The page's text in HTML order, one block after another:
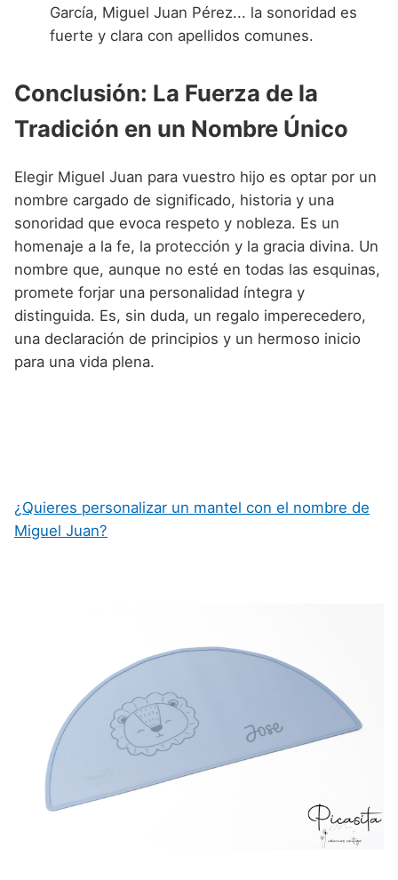
García, Miguel Juan Pérez... la sonoridad es
fuerte y clara con apellidos comunes.
Conclusión: La Fuerza de la
Tradición en un Nombre Único
Elegir Miguel Juan para vuestro hijo es optar por un
nombre cargado de significado, historia y una
sonoridad que evoca respeto y nobleza. Es un
homenaje a la fe, la protección y la gracia divina. Un
nombre que, aunque no esté en todas las esquinas,
promete forjar una personalidad íntegra y
distinguida. Es, sin duda, un regalo imperecedero,
una declaración de principios y un hermoso inicio
para una vida plena.
¿Quieres personalizar un mantel con el nombre de
Miguel Juan?